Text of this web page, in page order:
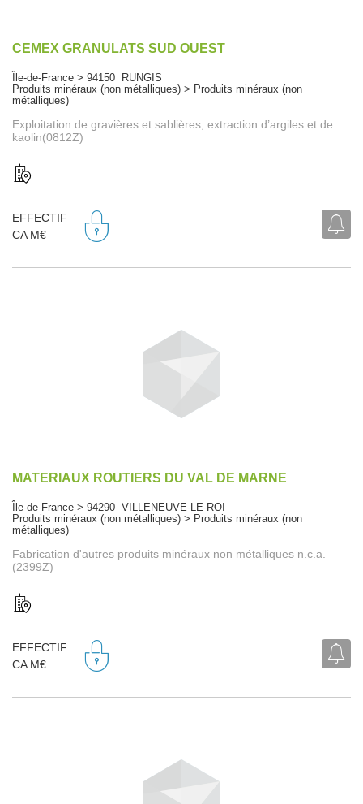
CEMEX GRANULATS SUD OUEST
Île-de-France > 94150 RUNGIS
Produits minéraux (non métalliques) > Produits minéraux (non
métalliques)
Exploitation de gravières et sablières, extraction d’argiles et de
kaolin(0812Z)
EFFECTIF
CA M€
MATERIAUX ROUTIERS DU VAL DE MARNE
Île-de-France > 94290 VILLENEUVE-LE-ROI
Produits minéraux (non métalliques) > Produits minéraux (non
métalliques)
Fabrication d'autres produits minéraux non métalliques n.c.a.
(2399Z)
EFFECTIF
CA M€